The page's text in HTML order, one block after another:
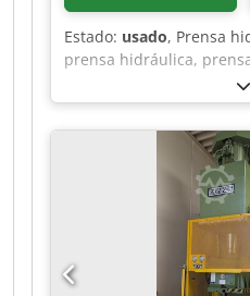
Estado: usado, Prensa
prensa hidráulica,
prensa hidráulica de
PRESSEN HPS ZB 100,
Fabricante: HYDRAP
(Plüderhausen,
calidad de maquinaria
Codpfxszk Amrj Ahaeha
Número de serie (Fabrik-
fabricación (Baujahr):
Estado: Usada, diseño
resistencia Parámetros